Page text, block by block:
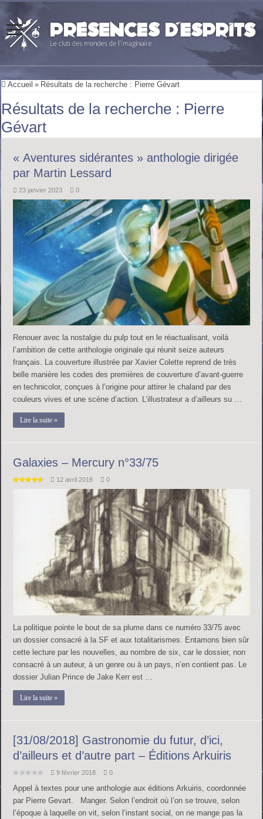
Accueil » Résultats de la recherche : Pierre Gévart
Résultats de la recherche : Pierre
Gévart
« Aventures sidérantes » anthologie dirigée
par Martin Lessard
23 janvier 2023 0
Renouer avec la nostalgie du pulp tout en le réactualisant, voilà
l’ambition de cette anthologie originale qui réunit seize auteurs
français. La couverture illustrée par Xavier Colette reprend de très
belle manière les codes des premières de couverture d’avant-guerre
en technicolor, conçues à l’origine pour attirer le chaland par des
couleurs vives et une scène d’action. L’illustrateur a d’ailleurs su …
Lire la suite »
Galaxies – Mercury n°33/75
12 avril 2018 0
La politique pointe le bout de sa plume dans ce numéro 33/75 avec
un dossier consacré à la SF et aux totalitarismes. Entamons bien sûr
cette lecture par les nouvelles, au nombre de six, car le dossier, non
consacré à un auteur, à un genre ou à un pays, n’en contient pas. Le
dossier Julian Prince de Jake Kerr est …
Lire la suite »
[31/08/2018] Gastronomie du futur, d’ici,
d’ailleurs et d’autre part – Éditions Arkuiris
9 février 2018 0
Appel à textes pour une anthologie aux éditions Arkuiris, coordonnée
par Pierre Gevart. Manger. Selon l’endroit où l’on se trouve, selon
l’époque à laquelle on vit, selon l’instant social, on ne mange pas la